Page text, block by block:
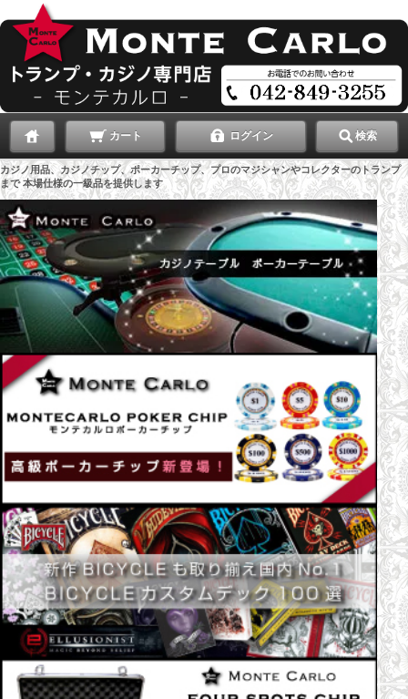
カート ログイン 検索
カジノ用品、カジノチップ、ポーカーチップ、プロのマジシャンやコレクターのトランプ
まで 本場仕様の一級品を提供します